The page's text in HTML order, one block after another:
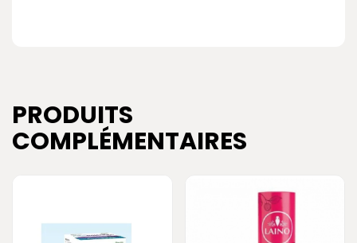
PRODUITS
COMPLÉMENTAIRES